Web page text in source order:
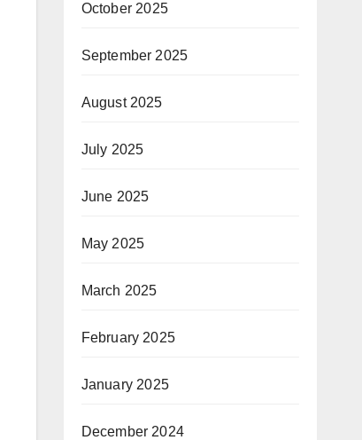
October 2025
September 2025
August 2025
July 2025
June 2025
May 2025
March 2025
February 2025
January 2025
December 2024